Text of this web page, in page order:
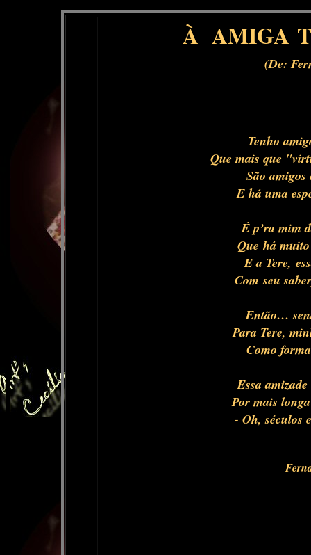
À AMIGA
(De:
Tenho
Que mais que
São amigos
E há uma
É p’ra mim
Que há
E a Tere,
Com seu
Então…
Para Tere,
Como
Essa
Por mais
- Oh, séculos